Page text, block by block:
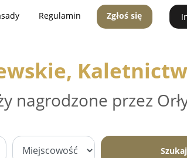
Regulamin Zgłoś się
nagrodzone przez
Szukaj